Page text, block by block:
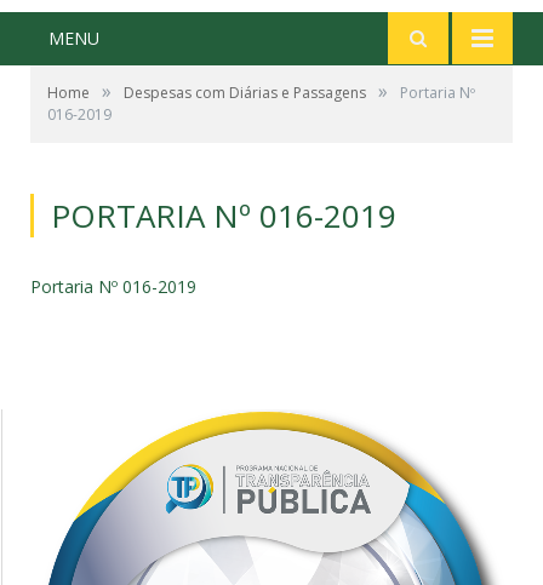
MENU
Home » Despesas com Diárias e Passagens »
Portaria Nº
016-2019
PORTARIA Nº 016-2019
Portaria Nº 016-2019